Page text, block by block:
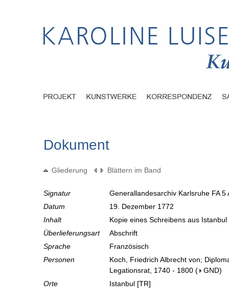
Dokument
Gliederung Blättern im Band
Signatur
Generallandesarchiv Karlsruhe FA
Datum
19. Dezember 1772
Inhalt
Kopie eines Schreibens aus
Überlieferungsart
Abschrift
Sprache
Französisch
Personen
Koch, Friedrich Albrecht von;
Legationsrat, 1740 - 1800 ( GND)
Orte
Istanbul [TR]